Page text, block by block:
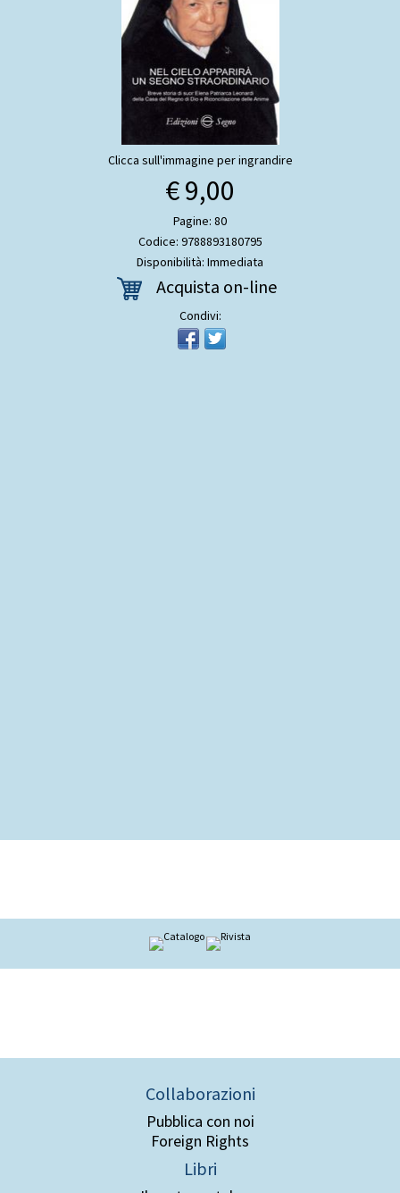
Clicca sull'immagine per ingrandire
€ 9,00
Pagine: 80
Codice: 9788893180795
Disponibilità: Immediata
Acquista on-line
Condivi:
Collaborazioni
Pubblica con noi
Foreign Rights
Libri